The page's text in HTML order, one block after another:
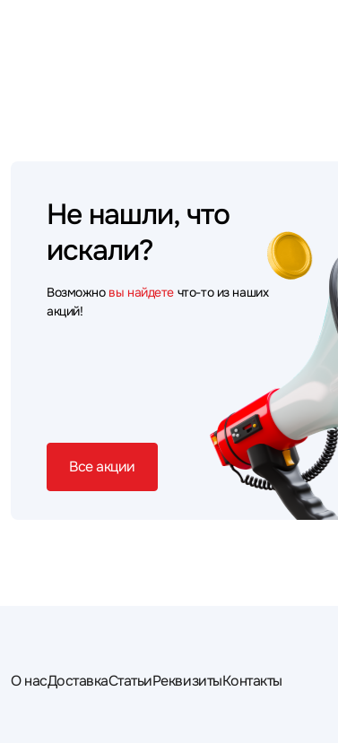
Не нашли, что
искали?
Возможно вы найдете что-то из наших
акций!
Все акции
О насДоставкаСтатьиРеквизитыКонтакты